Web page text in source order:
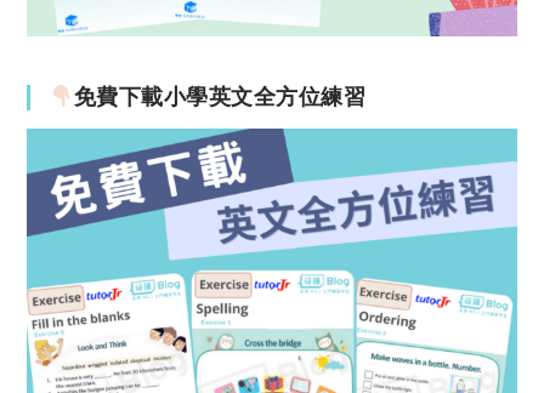
免費下載小學英文全方位練習